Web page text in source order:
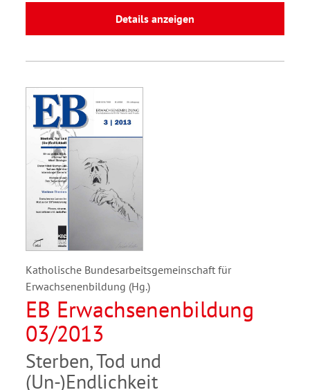
Details anzeigen
Katholische Bundesarbeitsgemeinschaft für
Erwachsenenbildung (Hg.)
EB Erwachsenenbildung
03/2013
Sterben, Tod und
(Un-)Endlichkeit